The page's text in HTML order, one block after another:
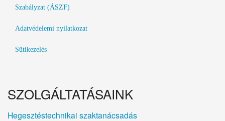
Szabályzat (ÁSZF)
Adatvédelemi nyilatkozat
Sütikezelés
SZOLGÁLTATÁSAINK
Hegesztéstechnikai szaktanácsadás